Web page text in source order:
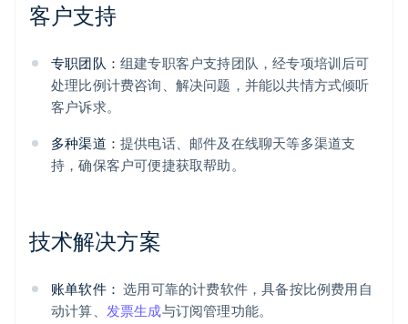
客户支持
专职团队： 组建专职客户支持团队，经专项培训后可
处理比例计费咨询、解决问题，并能以共情方式倾听
客户诉求。
多种渠道： 提供电话、邮件及在线聊天等多渠道支
持，确保客户可便捷获取帮助。
技术解决方案
账单软件： 选用可靠的计费软件，具备按比例费用自
动计算、 发票生成与订阅管理功能。
爱尔兰
English
English
奥地利